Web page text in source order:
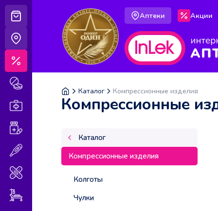
Медицинская техника
Уход за больными
Аптеки Акции
Каталог Компрессионные изделия
Компрессионные
Каталог
Компрессионные изделия
Колготы
Чулки